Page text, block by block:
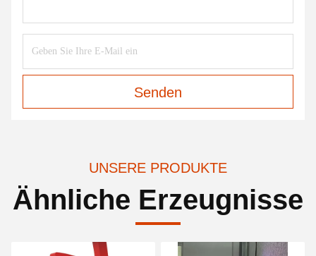
Senden
UNSERE PRODUKTE
Ähnliche Erzeugnisse